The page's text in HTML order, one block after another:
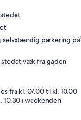
selvstændig parkering på
stedet væk fra gaden
fra kl. 07.00 til kl. 10.00
10.30 i weekenden